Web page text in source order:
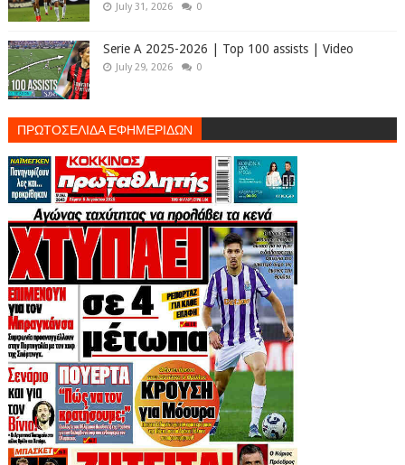
July 31, 2026 0
Serie A 2025-2026 | Top 100 assists | Video
July 29, 2026 0
ΠΡΩΤΟΣΕΛΙΔΑ ΕΦΗΜΕΡΙΔΩΝ